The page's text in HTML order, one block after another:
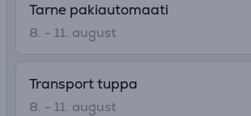
Tarne pakiautomaati
8. - 11. august
Transport tuppa
8. - 11. august